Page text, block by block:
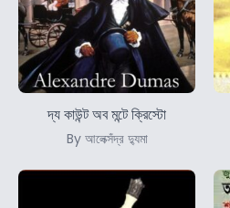
দ্য কাউন্ট অব মন্টে ক্রিস্টো
By আলেক্সঁদ্র দ্যুমা